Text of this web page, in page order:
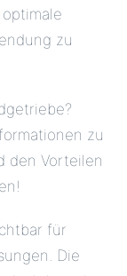
zu
zu
den Vorteilen
für
Die